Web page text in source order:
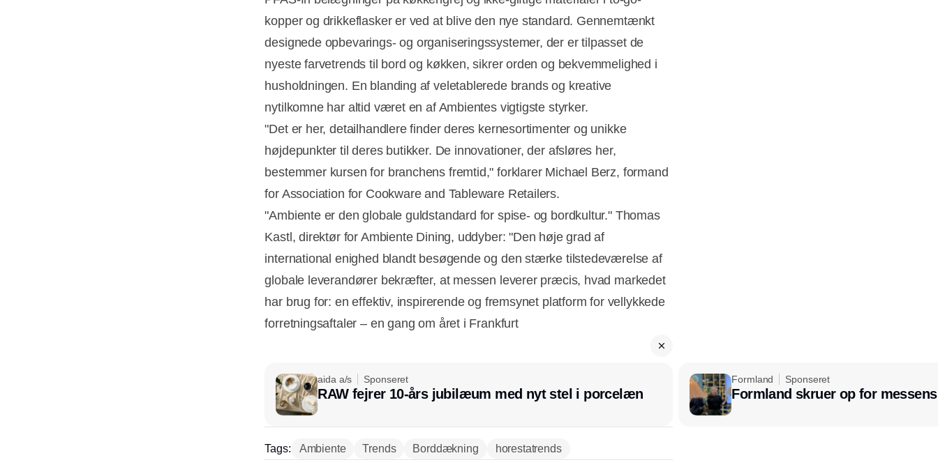
kopper og drikkeflasker er ved at blive den nye standard. Gennemtænkt
designede opbevarings- og organiseringssystemer, der er tilpasset de
nyeste farvetrends til bord og køkken, sikrer orden og bekvemmelighed i
husholdningen. En blanding af veletablerede brands og kreative
nytilkomne har altid været en af Ambientes vigtigste styrker.
"Det er her, detailhandlere finder deres kernesortimenter og unikke
højdepunkter til deres butikker. De innovationer, der afsløres her,
bestemmer kursen for branchens fremtid," forklarer Michael Berz, formand
for Association for Cookware and Tableware Retailers.
"Ambiente er den globale guldstandard for spise- og bordkultur." Thomas
Kastl, direktør for Ambiente Dining, uddyber: "Den høje grad af
international enighed blandt besøgende og den stærke tilstedeværelse af
globale leverandører bekræfter, at messen leverer præcis, hvad markedet
har brug for: en effektiv, inspirerende og fremsynet platform for vellykkede
forretningsaftaler – en gang om året i Frankfurt
aida a/s Sponseret
RAW fejrer 10-års jubilæum med nyt stel i porcelæn
Formland Sponseret
Formland skruer op for
Tags: Ambiente Trends Borddækning horestatrends